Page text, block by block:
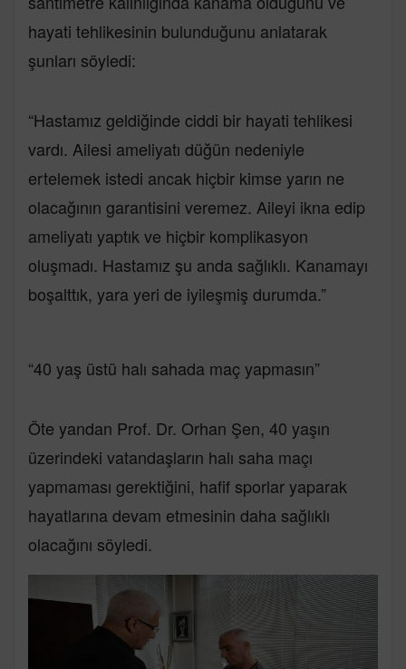
hayati tehlikesinin bulunduğunu anlatarak
şunları söyledi:
“Hastamız geldiğinde ciddi bir hayati tehlikesi
vardı. Ailesi ameliyatı düğün nedeniyle
ertelemek istedi ancak hiçbir kimse yarın ne
olacağının garantisini veremez. Aileyi ikna edip
ameliyatı yaptık ve hiçbir komplikasyon
oluşmadı. Hastamız şu anda sağlıklı. Kanamayı
boşalttık, yara yeri de iyileşmiş durumda.”
“40 yaş üstü halı sahada maç yapmasın”
Öte yandan Prof. Dr. Orhan Şen, 40 yaşın
üzerindeki vatandaşların halı saha maçı
yapmaması gerektiğini, hafif sporlar yaparak
hayatlarına devam etmesinin daha sağlıklı
olacağını söyledi.